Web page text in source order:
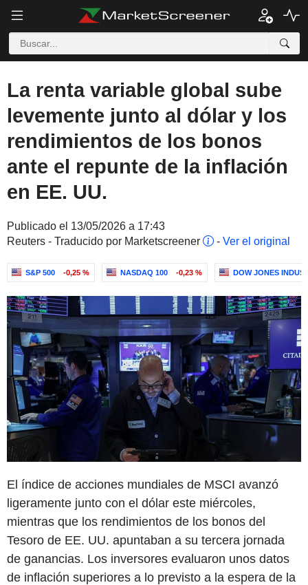
La renta variable global sube
levemente junto al dólar y los
rendimientos de los bonos
ante el repunte de la inflación
en EE. UU.
Publicado el 13/05/2026 a 17:43
Reuters - Traducido por Marketscreener
- Ver el original
S&P 500 -0,25 % NASDAQ 100 -0,23 % DOW JONES
El índice de acciones mundiales de MSCI avanzó
ligeramente junto con el dólar este miércoles,
mientras que los rendimientos de los bonos del
Tesoro de EE. UU. apuntaban a su tercera jornada
de ganancias. Los inversores evaluaron unos datos
de inflación superiores a lo previsto a la espera de la